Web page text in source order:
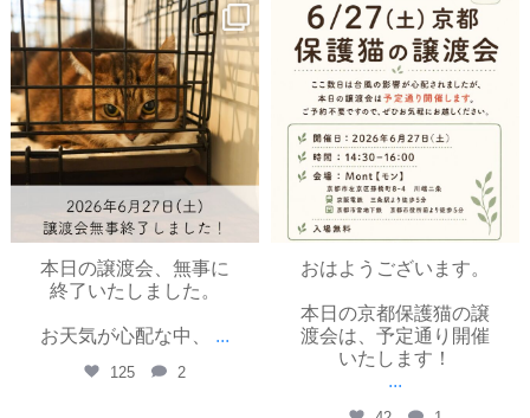
yayoinekokyoto
6月 27
本日の譲渡会、無事に
終了いたしました。
お天気が心配な中、 ...
125 2
yayoinekokyoto
6月 26
おはようございます。
本日の京都保護猫の譲
渡会は、予定通り開催
いたします！
...